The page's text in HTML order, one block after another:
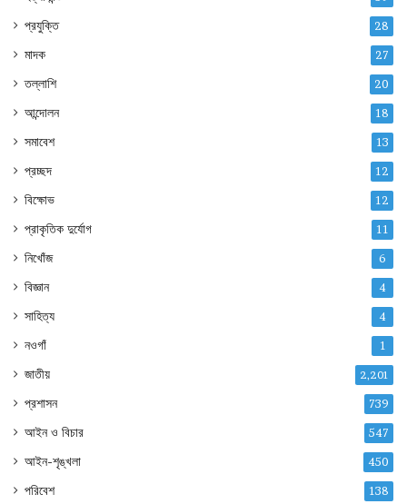
প্রযুক্তি 28
মাদক 27
তল্লাশি 20
আন্দোলন 18
সমাবেশ 13
প্রচ্ছদ 12
বিক্ষোভ 12
প্রাকৃতিক দুর্যোগ 11
নিখোঁজ 6
বিজ্ঞান 4
সাহিত্য 4
নওগাঁ 1
জাতীয় 2,201
প্রশাসন 739
আইন ও বিচার 547
আইন-শৃঙ্খলা 450
পরিবেশ 138